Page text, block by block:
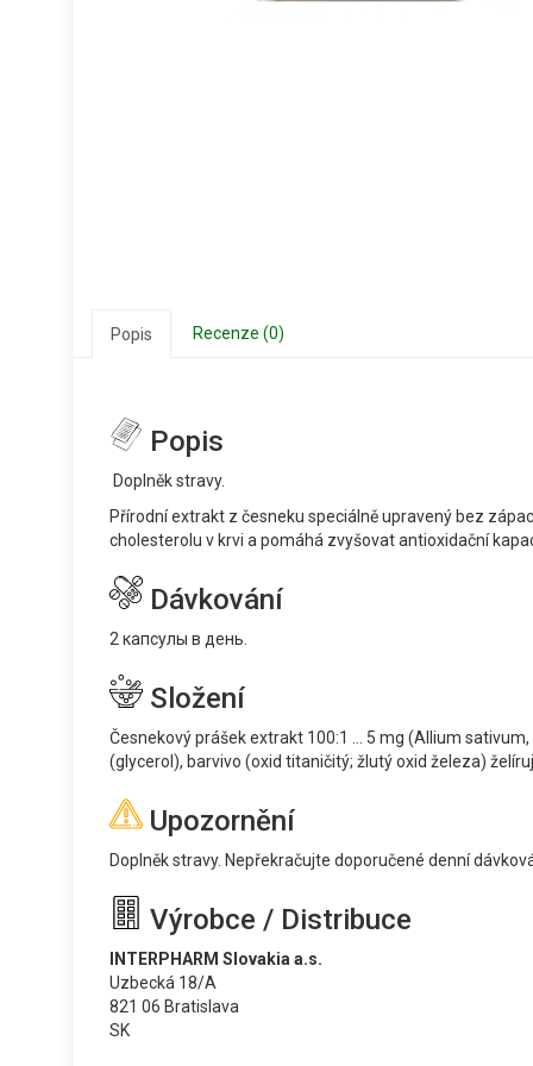
Popis Recenze (0)
Popis
Doplněk stravy.
Přírodní extrakt z česneku speciálně upravený bez
cholesterolu v krvi a pomáhá zvyšovat antioxidační
Dávkování
2 капсулы в день.
Složení
Česnekový prášek extrakt 100:1 ... 5 mg (Allium
(glycerol), barvivo (oxid titaničitý; žlutý oxid železa)
Upozornění
Doplněk stravy. Nepřekračujte doporučené denní
Výrobce / Distribuce
INTERPHARM Slovakia a.s.
Uzbecká 18/A
821 06 Bratislava
SK